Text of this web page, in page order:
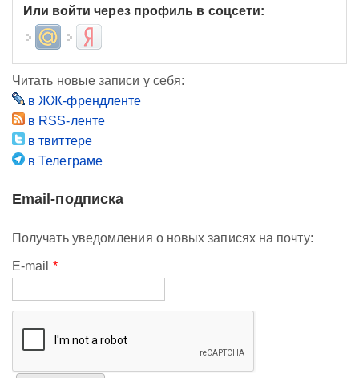
Или войти через профиль в соцсети:
Login with Mail.ruLogin with Яндекс
Читать новые записи у себя:
в ЖЖ-френдленте
в RSS-ленте
в твиттере
в Телеграме
Email-подписка
Получать уведомления о новых записях на почту:
E-mail *